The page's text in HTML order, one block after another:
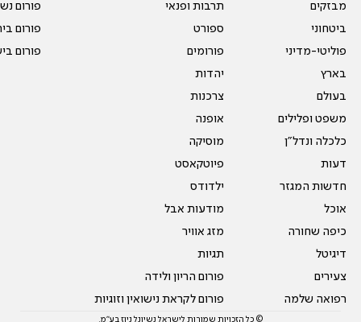
מבזקים
ביטחוני
פוליטי-מדיני
בארץ
בעולם
משפט ופלילים
כלכלה ונדל"ן
דעות
חדשות המגזר
אוכל
כיפה שחורה
דיגיטל
צעירים
רפואה שלמה
תרבות ופנאי
ספורט
פורומים
יהדות
צרכנות
אופנה
מוסיקה
פיוטקאסט
ילדודס
מודעות אבל
מזג אוויר
תגיות
פורום הריון ולידה
פורום לקראת נישואין וזוגיות
פורום
פורום
פורום
© כל הזכויות שמורות לישראל נשיונל ניוז בע"מ.